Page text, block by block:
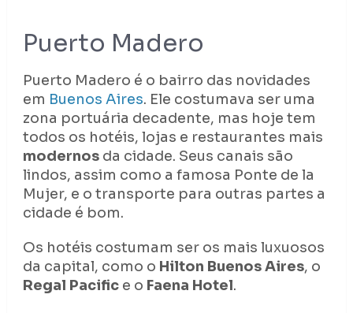
Puerto Madero
Puerto Madero é o bairro das novidades
em Buenos Aires. Ele costumava ser uma
zona portuária decadente, mas hoje tem
todos os hotéis, lojas e restaurantes mais
modernos da cidade. Seus canais são
lindos, assim como a famosa Ponte de la
Mujer, e o transporte para outras partes a
cidade é bom.
Os hotéis costumam ser os mais luxuosos
da capital, como o Hilton Buenos Aires, o
Regal Pacifice o Faena Hotel.